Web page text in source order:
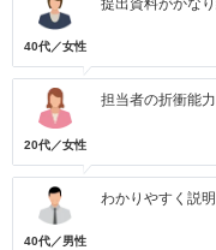
40代／女性
提出資料がかな
20代／女性
担当者の折衝能
40代／男性
わかりやすく説明